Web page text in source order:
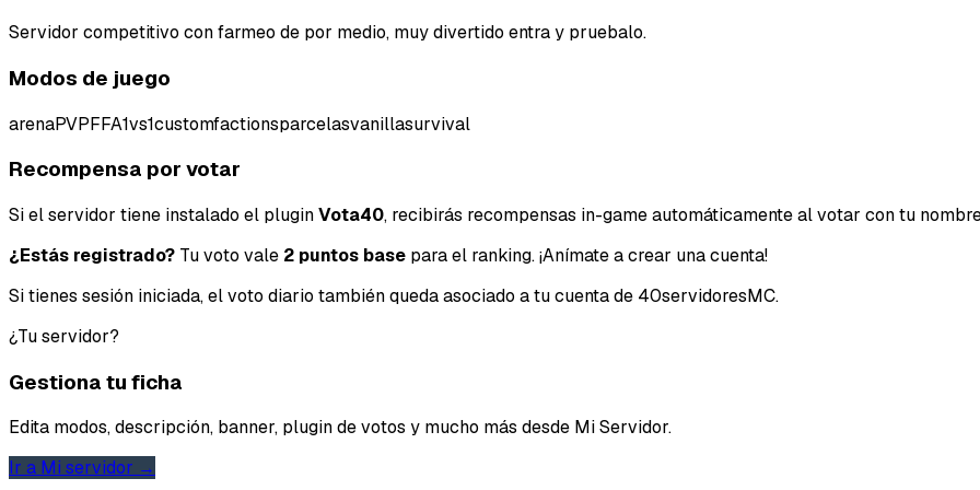
Servidor competitivo con farmeo de por medio, muy divertido entra y pruebalo.
Modos de juego
arenaPVPFFA1vs1customfactionsparcelasvanillasurvival
Recompensa por votar
Si el servidor tiene instalado el pluginVota40, recibirás recompensas in-game automáticamente al votar con tu
¿Estás registrado? Tu voto vale 2 puntos base para el ranking. ¡Anímate a crear una cuenta!
Si tienes sesión iniciada, el voto diario también queda asociado a tu cuenta de 40servidoresMC.
¿Tu servidor?
Gestiona tu ficha
Edita modos, descripción, banner, plugin de votos y mucho más desde Mi Servidor.
Ir a Mi servidor →